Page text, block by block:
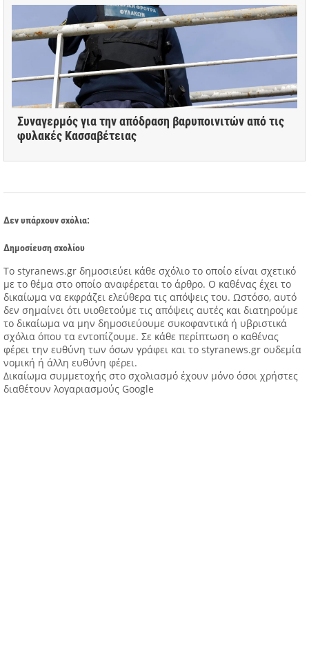
Συναγερμός για την απόδραση βαρυποινιτών από τις
φυλακές Κασσαβέτειας
Δεν υπάρχουν σχόλια:
Δημοσίευση σχολίου
Tο styranews.gr δημοσιεύει κάθε σχόλιο το οποίο είναι σχετικό
με το θέμα στο οποίο αναφέρεται το άρθρο. Ο καθένας έχει το
δικαίωμα να εκφράζει ελεύθερα τις απόψεις του. Ωστόσο, αυτό
δεν σημαίνει ότι υιοθετούμε τις απόψεις αυτές και διατηρούμε
το δικαίωμα να μην δημοσιεύουμε συκοφαντικά ή υβριστικά
σχόλια όπου τα εντοπίζουμε. Σε κάθε περίπτωση ο καθένας
φέρει την ευθύνη των όσων γράφει και το styranews.gr ουδεμία
νομική ή άλλη ευθύνη φέρει.
Δικαίωμα συμμετοχής στο σχολιασμό έχουν μόνο όσοι χρήστες
διαθέτουν λογαριασμούς Google